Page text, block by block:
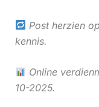
Post herzien
kennis.
Online
10-2025.